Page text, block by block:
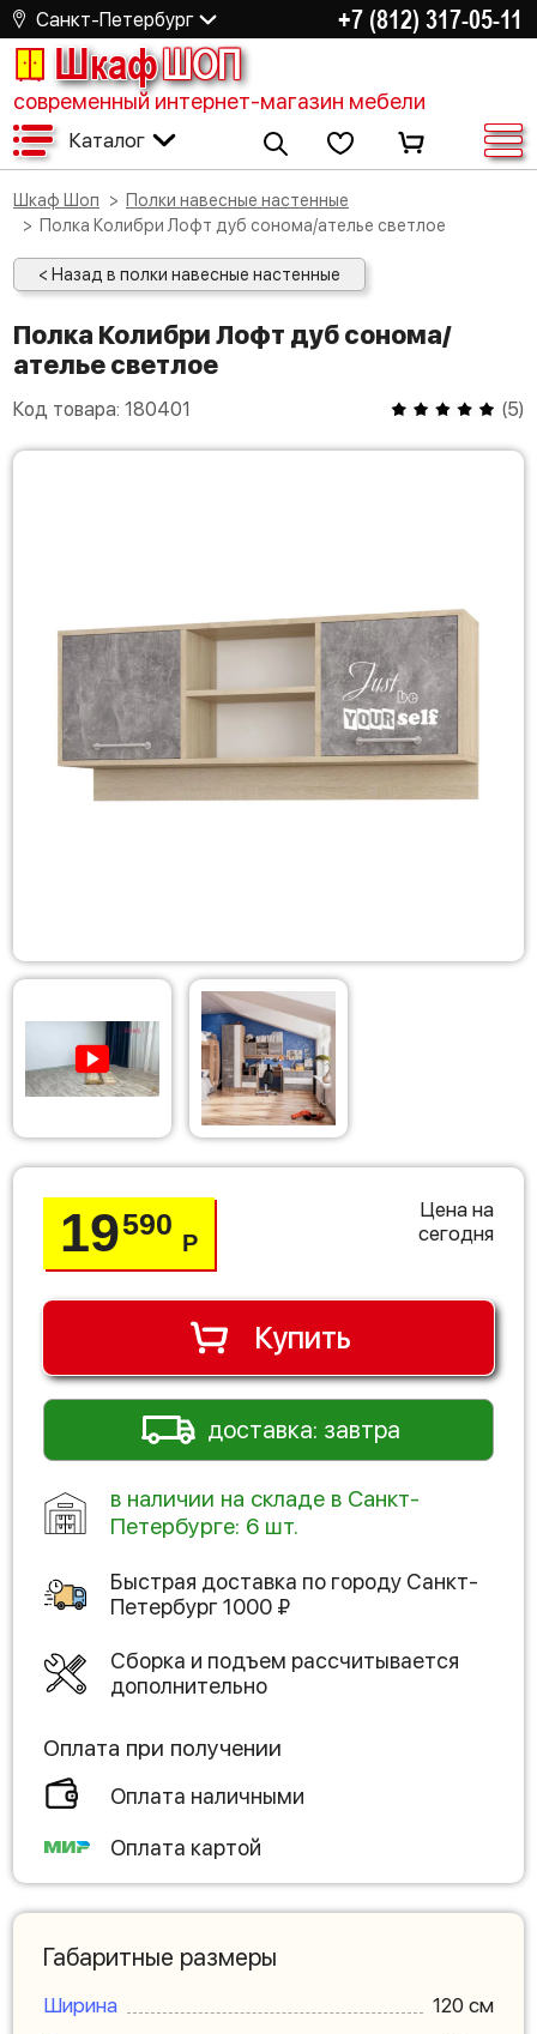
Санкт-Петербург +7 (812) 317-05-11
ШкафШОП
современный интернет-магазин мебели
Каталог
Шкаф Шоп
Полки навесные настенные
Полка Колибри Лофт дуб сонома/ателье светлое
< Назад в полки навесные настенные
Полка Колибри Лофт дуб сонома/
ателье светлое
Код товара: 180401 (5)
19590
Р
Цена на
сегодня
Купить
доставка: завтра
в наличии на складе в Санкт-
Петербурге: 6 шт.
Быстрая доставка по городу Санкт-
Петербург1000 ₽
Сборка и подъем рассчитывается
дополнительно
Оплата при получении
Оплата наличными
Оплата картой
Габаритные размеры
Ширина
120 см